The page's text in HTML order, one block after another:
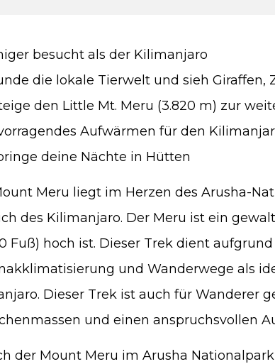
besucht als der Kilimanjaro
die lokale Tierwelt und sieh Giraffen,
den Little Mt. Meru (3.820 m) zur
Aufwärmen für den
deine Nächte in Hütten
Meru liegt im Herzen des Arusha-
des Kilimanjaro. Der Meru ist ein
Fuß) hoch ist. Dieser Trek dient
und Wanderwege als
Dieser Trek ist auch für Wanderer
und einen anspruchsvollen
der Mount Meru im Arusha